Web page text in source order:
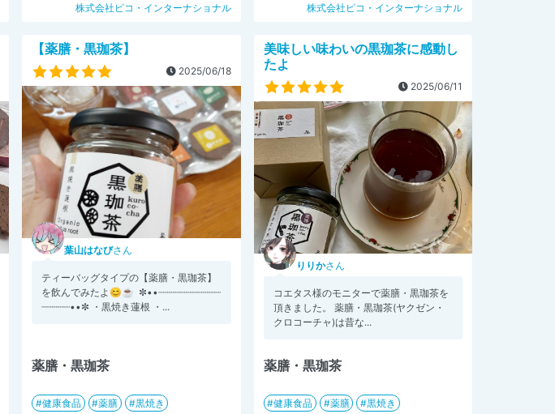
株式会社ピコ・インターナショナル
株式会社ピコ・インターナショナル
【薬膳・黒珈茶】
2025/06/18
葉山はなびさん
ティーバッグタイプの【薬膳・黒珈茶】
を飲んでみたよ😊☕️ ✼••┈┈┈┈┈┈┈┈┈┈┈
┈┈┈┈┈••✼ ・黒焼き蓮根 ・...
薬膳・黒珈茶
健康食品 薬膳
黒焼き
美味しい味わいの黒珈茶に感動し
たよ
2025/06/11
りりかさん
コエタス様のモニターで薬膳・黒珈茶を
頂きました。 薬膳・黒珈茶(ヤクゼン・
クロコーチャ)は昔な...
薬膳・黒珈茶
健康食品 薬膳
黒焼き